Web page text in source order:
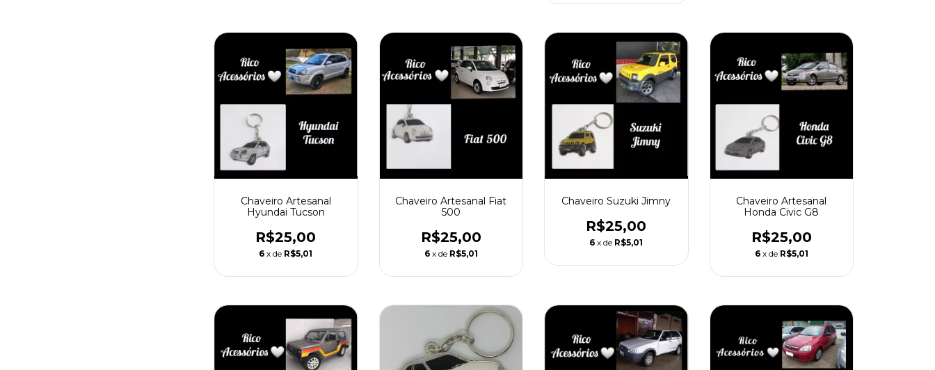
Chaveiro Artesanal
Hyundai Tucson
R$25,00
6 x de R$5,01
Chaveiro Artesanal Fiat
500
R$25,00
6 x de R$5,01
Chaveiro Suzuki Jimny
R$25,00
6 x de R$5,01
Chaveiro Artesanal
Honda Civic G8
R$25,00
6 x de R$5,01